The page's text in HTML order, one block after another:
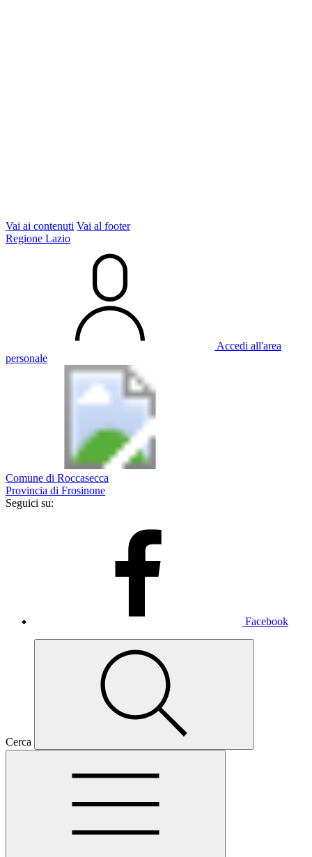
Vai ai contenuti Vai al footer
Regione Lazio
Accedi all'area
personale
Comune di Roccasecca
Provincia di Frosinone
Seguici su:
Facebook
Cerca